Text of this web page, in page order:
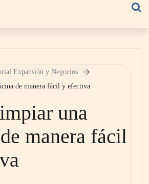
Expansión y Negocios
de manera fácil y efectiva
una
manera fácil